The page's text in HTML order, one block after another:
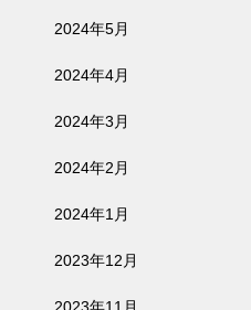
2024年5月
2024年4月
2024年3月
2024年2月
2024年1月
2023年12月